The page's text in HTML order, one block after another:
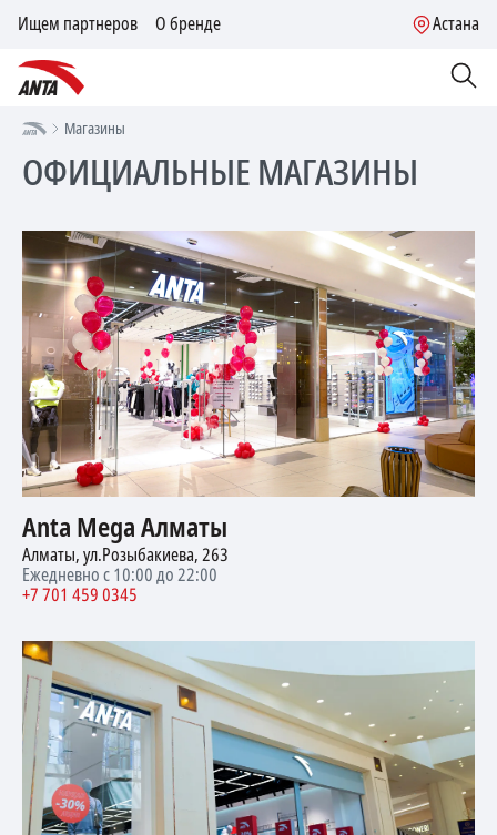
Ищем партнеров О бренде Астана
Магазины
ОФИЦИАЛЬНЫЕ МАГАЗИНЫ
Anta Mega Алматы
Алматы, ул.Розыбакиева, 263
Ежедневно с 10:00 до 22:00
+7 701 459 0345